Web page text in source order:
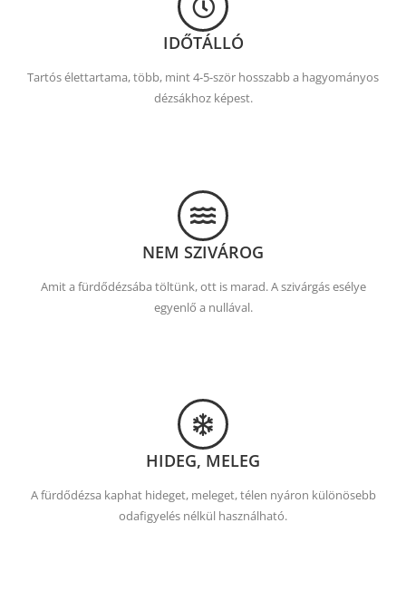
IDŐTÁLLÓ
Tartós élettartama, több, mint 4-5-ször hosszabb a hagyományos
dézsákhoz képest.
NEM SZIVÁROG
Amit a fürdődézsába töltünk, ott is marad. A szivárgás esélye
egyenlő a nullával.
HIDEG, MELEG
A fürdődézsa kaphat hideget, meleget, télen nyáron különösebb
odafigyelés nélkül használható.